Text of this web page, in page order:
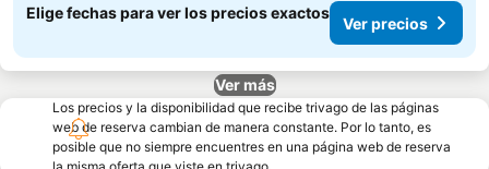
Elige fechas para ver los precios exactos
Ver precios
Ver más
Los precios y la disponibilidad que recibe trivago de las páginas
web de reserva cambian de manera constante. Por lo tanto, es
posible que no siempre encuentres en una página web de reserva